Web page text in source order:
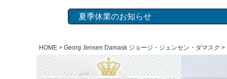
夏季休業のお知らせ
HOME Georg Jensen Damask ジョージ・ジェンセン・ダマスク